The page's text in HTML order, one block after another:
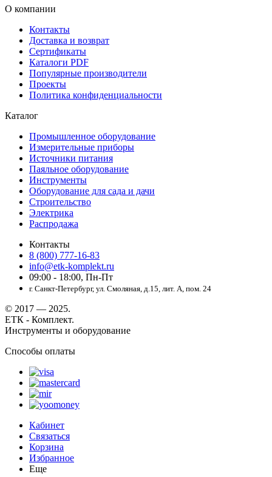
О компании
Контакты
Доставка и возврат
Сертификаты
Каталоги PDF
Популярные производители
Проекты
Политика конфиденциальности
Каталог
Промышленное оборудование
Измерительные приборы
Источники питания
Паяльное оборудование
Инструменты
Оборудование для сада и дачи
Строительство
Электрика
Распродажа
Контакты
8 (800) 777-16-83
info@etk-komplekt.ru
09:00 - 18:00, Пн-Пт
г. Санкт-Петербург, ул. Смоляная, д.15, лит. А, пом. 24
© 2017 — 2025.
ЕТК - Комплект.
Инструменты и оборудование
Способы оплаты
Кабинет
Связаться
Корзина
Избранное
Еще